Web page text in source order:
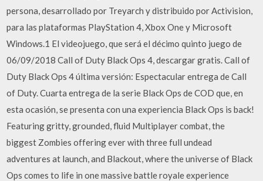
persona, desarrollado por Treyarch y distribuido por Activision,
para las plataformas PlayStation 4, Xbox One y Microsoft
Windows.1 El videojuego, que será el décimo quinto juego de
06/09/2018 Call of Duty Black Ops 4, descargar gratis. Call of
Duty Black Ops 4 última versión: Espectacular entrega de Call
of Duty. Cuarta entrega de la serie Black Ops de COD que, en
esta ocasión, se presenta con una experiencia Black Ops is back!
Featuring gritty, grounded, fluid Multiplayer combat, the
biggest Zombies offering ever with three full undead
adventures at launch, and Blackout, where the universe of Black
Ops comes to life in one massive battle royale experience